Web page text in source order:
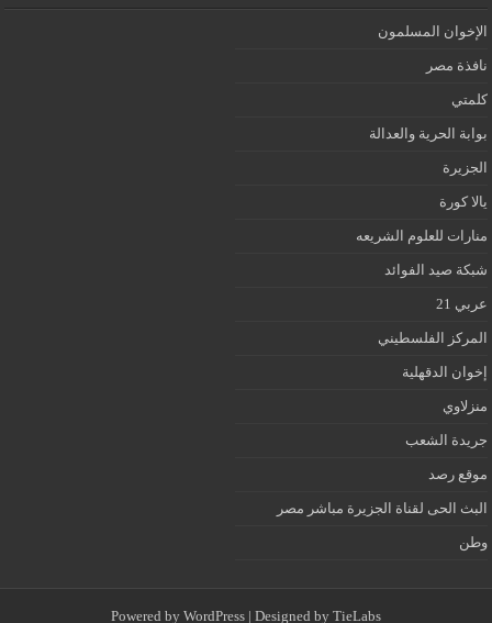
الإخوان المسلمون
نافذة مصر
كلمتي
بوابة الحرية والعدالة
الجزيرة
يالا كورة
منارات للعلوم الشريعه
شبكة صيد الفوائد
عربي 21
المركز الفلسطيني
إخوان الدقهلية
منزلاوي
جريدة الشعب
موقع رصد
البث الحى لقناة الجزيرة مباشر مصر
وطن
Powered by WordPress | Designed by TieLabs